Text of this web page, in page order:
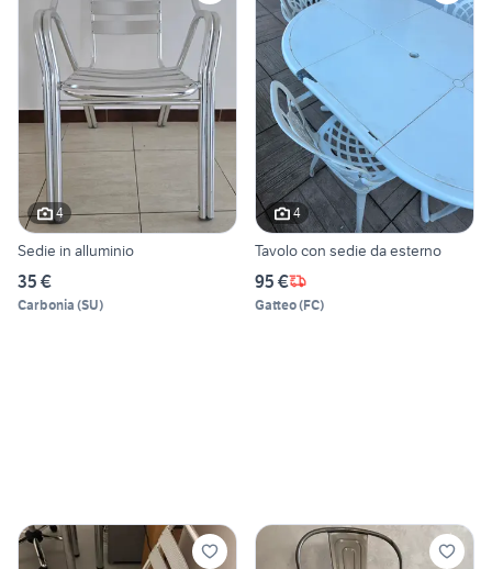
4
Sedie in alluminio
35 €
Carbonia (SU)
4
Tavolo con sedie da esterno
95 €
Gatteo(FC)